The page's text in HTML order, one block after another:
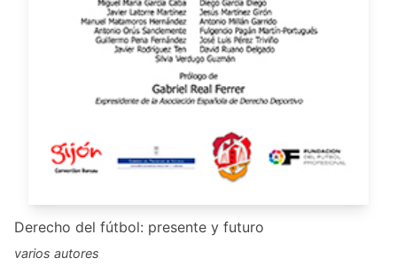
Derecho del fútbol: presente y futuro
varios autores